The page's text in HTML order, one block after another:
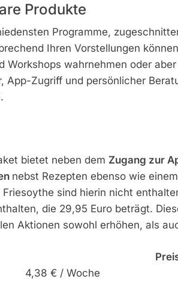
Produkte
Programme,
Ihren Vorstellungen
Workshops wahrnehmen oder
App-Zugriff und persönlicher
bietet neben dem Zugang zur
nebst Rezepten ebenso wie
sind hierin nicht
die 29,95 Euro beträgt.
Aktionen sowohl erhöhen, als
4,38 € / Woche